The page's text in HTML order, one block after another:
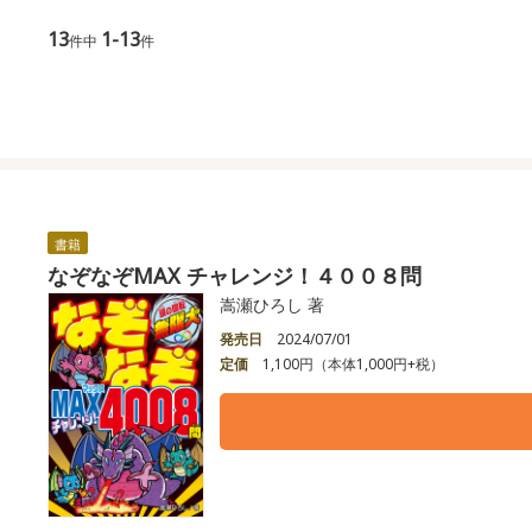
13件中 1-13件
書籍
なぞなぞMAX チャレンジ！４００８問
嵩瀬ひろし 著
発売日
2024/07/01
定価
1,100円（本体1,000円+税）